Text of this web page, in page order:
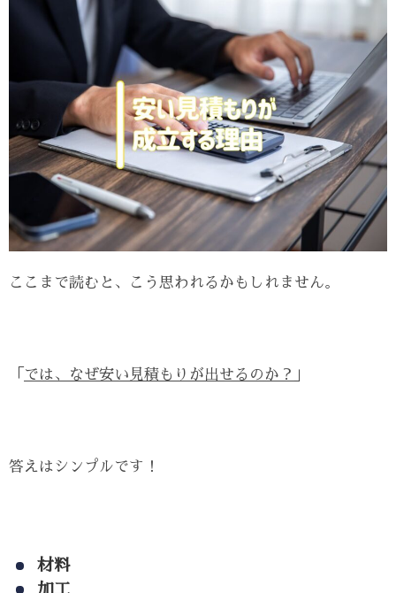
ここまで読むと、こう思われるかもしれません。
「 では、なぜ安い見積もりが出せるのか？ 」
答えはシンプルです！
材料
加工